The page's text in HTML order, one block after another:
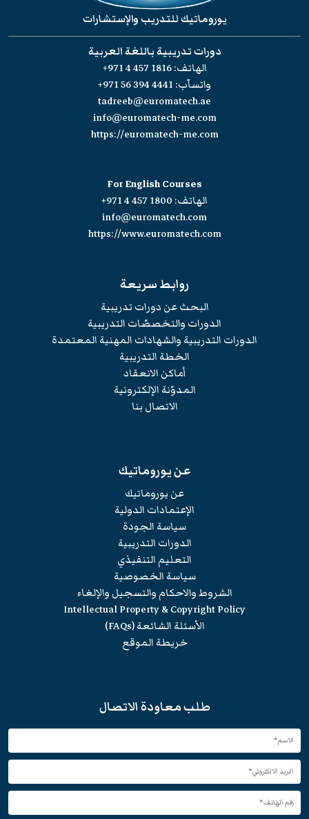
يوروماتيك للتدريب والإستشارات
دورات تدريبية باللغة العربية
الهاتف:+971 4 457 1816
واتسآب:+971 56 394 4441
tadreeb@euromatech.ae
info@euromatech-me.com
https://euromatech-me.com
For English Courses
الهاتف: +971 4 457 1800
info@euromatech.com
https://www.euromatech.com
روابط سريعة
البحث عن دورات تدريبية
الدورات والتخصصّات التدريبية
الدورات التدريبية والشهادات المهنية المعتمدة
الخطة التدريبية
أماكن الانعقاد
المدوّنة الإلكترونية
الاتصال بنا
عن يوروماتيك
عن يوروماتيك
الإعتمادات الدولية
سياسة الجودة
الدورات التدريبية
التعليم التنفيذي
سياسة الخصوصية
الشروط والاحكام والتسجيل والإلغاء
Intellectual Property & Copyright Policy
الأسئلة الشائعة (FAQs)
خريطة الموقع
طلب معاودة الاتصال